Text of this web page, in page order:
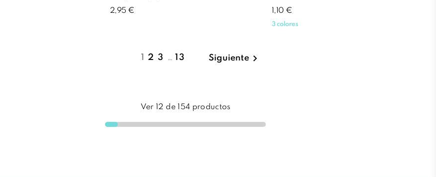
Precio
2,95 € Precio
1,10 €
3 colores
1 2 3 … 13 Siguiente 
Ver 12 de 154 productos